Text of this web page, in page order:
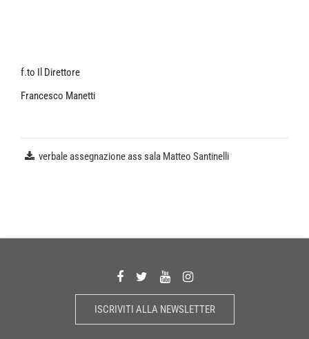
f.to Il Direttore
Francesco Manetti
verbale assegnazione ass sala Matteo Santinelli
ISCRIVITI ALLA NEWSLETTER